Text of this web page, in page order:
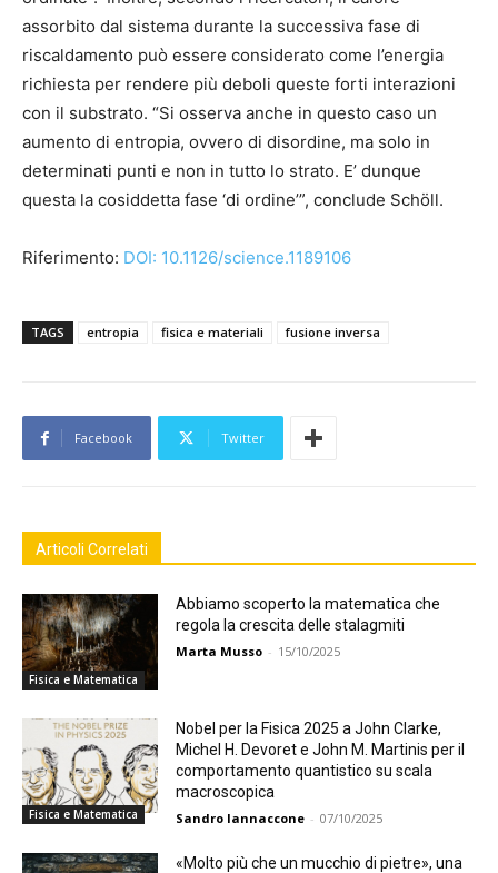
assorbito dal sistema durante la successiva fase di
riscaldamento può essere considerato come l’energia
richiesta per rendere più deboli queste forti interazioni
con il substrato. “Si osserva anche in questo caso un
aumento di entropia, ovvero di disordine, ma solo in
determinati punti e non in tutto lo strato. E’ dunque
questa la cosiddetta fase ‘di ordine’”, conclude Schöll.
Riferimento: DOI: 10.1126/science.1189106
TAGS entropia fisica e materiali fusione inversa
Facebook Twitter
Articoli Correlati
Fisica e Matematica
Abbiamo scoperto la matematica che
regola la crescita delle stalagmiti
Marta Musso - 15/10/2025
Fisica e Matematica
Nobel per la Fisica 2025 a John Clarke,
Michel H. Devoret e John M. Martinis per il
comportamento quantistico su scala
macroscopica
Sandro Iannaccone - 07/10/2025
«Molto più che un mucchio di pietre», una